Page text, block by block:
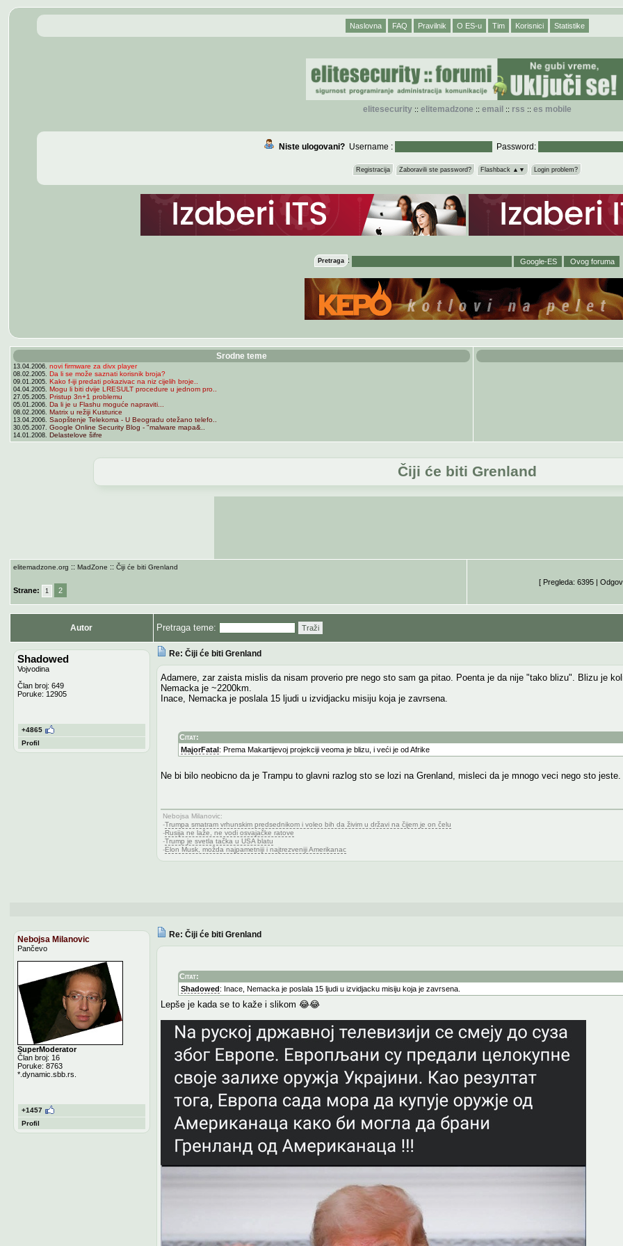
Naslovna FAQ Pravilnik O ES-u Tim Korisnici Statistike
elitesecurity:: elitemadzone :: email :: rss :: es mobile
Niste ulogovani?Username : Password:
Registracija Zaboravili ste password? Flashback ▲▼ Login problem?
Pretraga :
Srodne teme
13.04.2006. novi firmware za divx player
08.02.2005. Da li se može saznati korisnik broja?
09.01.2005. Kako f-iji predati pokazivac na niz cijelih broje..
04.04.2005. Mogu li biti dvije LRESULT procedure u jednom pro..
27.05.2005. Pristup 3n+1 problemu
05.01.2006. Da li je u Flashu moguće napraviti...
08.02.2006. Matrix u režiji Kusturice
13.04.2006. Saopštenje Telekoma - U Beogradu otežano telefo..
30.05.2007. Google Online Security Blog - "malware mapa&..
14.01.2008. Delastelove šifre
Čiji će biti Grenland
elitemadzone.org :: MadZone :: Čiji će biti Grenland
Strane: 1 2
[ Pregleda: 6395 |
Autor Pretraga teme: Traži
Shadowed
Vojvodina
Član broj: 649
Poruke: 12905
+4865
Profil
Re: Čiji će biti Grenland
Adamere, zar zaista mislis da nisam proverio pre nego sto sam ga pitao. Poenta je da nije "tako blizu". Blizu je
Nemacka je ~2200km.
Inace, Nemacka je poslala 15 ljudi u izvidjacku misiju koja je zavrsena.
Citat:
MajorFatal: Prema Makartijevoj projekciji veoma je blizu, i veći je od Afrike
Ne bi bilo neobicno da je Trampu to glavni razlog sto se lozi na Grenland, misleci da je mnogo veci nego sto jeste.
Nebojsa Milanovic:
-Trumpa smatram vrhunskim predsednikom i voleo bih da živim u državi na čijem je on čelu
-Rusija ne laže, ne vodi osvajačke ratove
-Trump je svetla tačka u USA blatu
-Elon Musk, možda najpametniji i najtrezveniji Amerikanac
Nebojsa Milanovic
Pančevo
SuperModerator
Član broj: 16
Poruke: 8763
*.dynamic.sbb.rs.
+1457
Profil
Re: Čiji će biti Grenland
Citat:
Shadowed: Inace, Nemacka je poslala 15 ljudi u izvidjacku misiju koja je zavrsena.
Lepše je kada se to kaže i slikom 😂😂